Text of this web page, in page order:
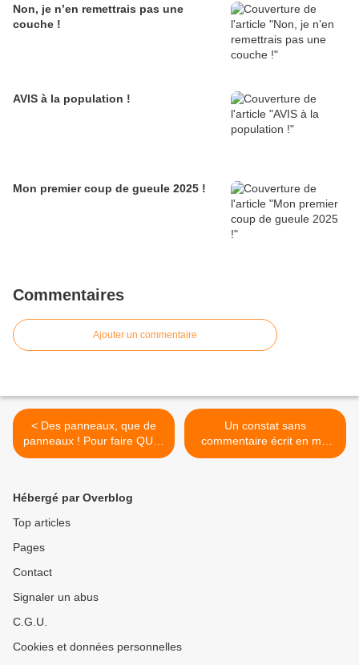
Non, je n’en remettrais pas une
couche !
AVIS à la population !
Mon premier coup de gueule 2025 !
Commentaires
Ajouter un commentaire
< Des panneaux, que de
panneaux ! Pour faire QUOI
?
Un constat sans
commentaire écrit en mai
2014 ! Et demain ? >
Hébergé par Overblog
Top articles
Pages
Contact
Signaler un abus
C.G.U.
Cookies et données personnelles